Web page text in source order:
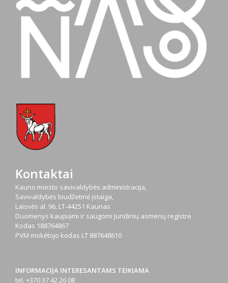
Kontaktai
Kauno miesto savivaldybės administracija,
Savivaldybės biudžetinė įstaiga,
Laisvės al. 96, LT-44251 Kaunas
Duomenys kaupiami ir saugomi Juridinių asmenų registre
Kodas 188764867
PVM mokėtojo kodas LT 887648610
INFORMACIJA INTERESANTAMS TEIKIAMA
tel. +370 37 42 26 08